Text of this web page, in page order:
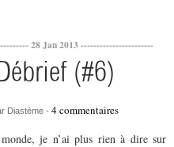
28 Jan 2013 -----------------------
(#6)
Diastème - 4 commentaires
je n’ai plus rien à dire sur